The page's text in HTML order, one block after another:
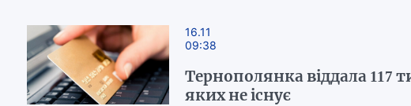
16.11
09:38
Тернополянка віддала 117
яких не існує